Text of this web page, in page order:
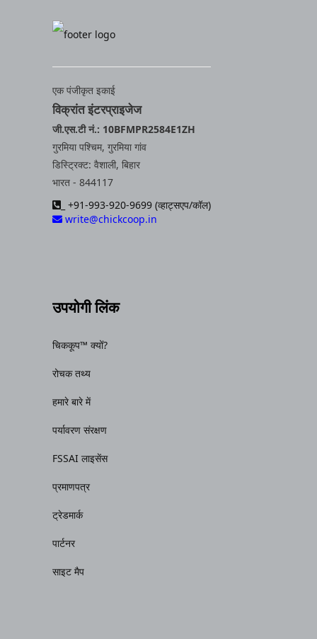
एक पंजीकृत इकाई
विक्रांत इंटरप्राइजेज
जी.एस.टी नं.: 10BFMPR2584E1ZH
गुरमिया पश्चिम, गुरमिया गांव
डिस्ट्रिक्ट: वैशाली, बिहार
भारत - 844117
_ +91-993-920-9699 (व्हाट्सएप/कॉल)
write@chickcoop.in
उपयोगी लिंक
चिककूप™ क्यों?
रोचक तथ्य
हमारे बारे में
पर्यावरण संरक्षण
FSSAI लाइसेंस
प्रमाणपत्र
ट्रेडमार्क
पार्टनर
साइट मैप